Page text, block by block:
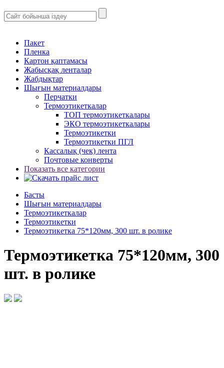
Пакет
Пленка
Картон қаптамасы
Жабысқақ ленталар
Жабдықтар
Шығын материалдары
Перчатки
Термоэтикеткалар
ТОП термоэтикеткалары
ЭКО термоэтикеткалары
Термоэтикетки
Термоэтикетки ПГЛ
Кассалық (чек) лента
Почтовые конверты
Показать все категории
Басты
Шығын материалдары
Термоэтикеткалар
Термоэтикетки
Термоэтикетка 75*120мм, 300 шт. в ролике
Термоэтикетка 75*120мм, 300
шт. в ролике